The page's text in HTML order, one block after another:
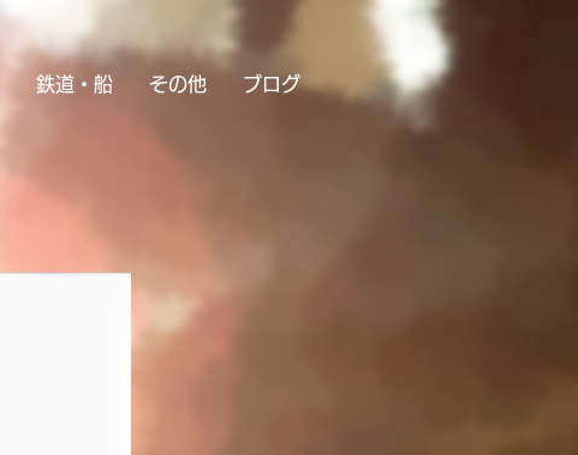
鉄道・船 その他 ブログ